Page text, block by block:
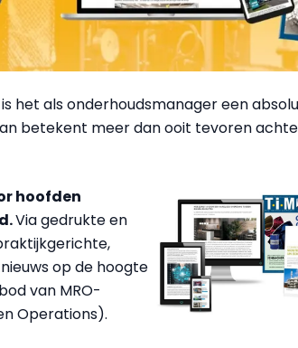
het als onderhoudsmanager een
betekent meer dan ooit tevoren
hoofden
Via gedrukte en
op de hoogte
van MRO-
Operations).